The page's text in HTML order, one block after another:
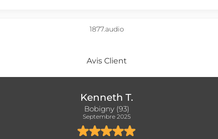
1877.audio
Avis Client
Kenneth T.
Bobigny (93)
Septembre 2025